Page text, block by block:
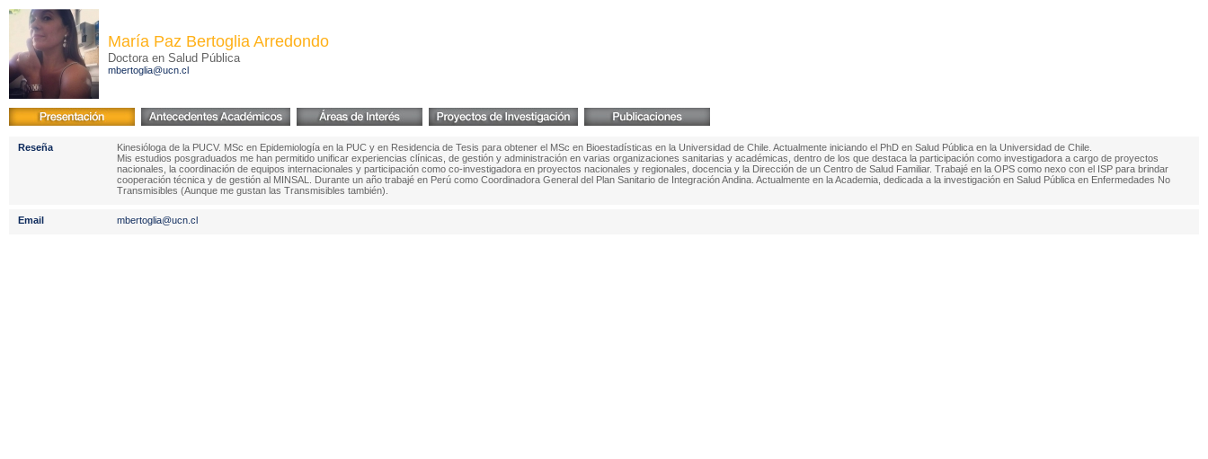
María Paz Bertoglia Arredondo
Doctora en Salud Pública
mbertoglia@ucn.cl
Reseña
Kinesióloga de la PUCV. MSc en Epidemiología en la PUC y en Residencia de Tesis para obtener el MSc en Bioestadísticas en la Universidad de Chile. Actualmente iniciando el PhD en Salud Pública en la Universidad de Chile.
Mis estudios posgraduados me han permitido unificar experiencias clínicas, de gestión y administración en varias organizaciones sanitarias y académicas, dentro de los que destaca la participación como investigadora a cargo de proyectos
nacionales, la coordinación de equipos internacionales y participación como co-investigadora en proyectos nacionales y regionales, docencia y la Dirección de un Centro de Salud Familiar. Trabajé en la OPS como nexo con el ISP para brindar
cooperación técnica y de gestión al MINSAL. Durante un año trabajé en Perú como Coordinadora General del Plan Sanitario de Integración Andina. Actualmente en la Academia, dedicada a la investigación en Salud Pública en Enfermedades No
Transmisibles (Aunque me gustan las Transmisibles también).
Email mbertoglia@ucn.cl